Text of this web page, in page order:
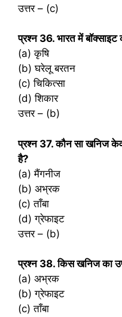
उत्तर – (c)
प्रश्‍न 36. भारत में बॉक्साइट
(a) कृषि
(b) घरेलू बरतन
(c) चिकित्सा
(d) शिकार
उत्तर – (b)
प्रश्‍न 37. कौन सा खनिज
है?
(a) मैंगनीज
(b) अभ्रक
(c) ताँबा
(d) ग्रेफाइट
उत्तर – (b)
प्रश्‍न 38. किस खनिज का
(a) अभ्रक
(b) ग्रेफाइट
(c) ताँबा